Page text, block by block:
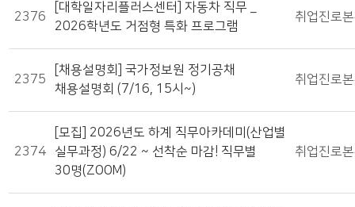
2376
[대학일자리플러스센터] 자동차 직무 _
2026학년도 거점형 특화 프로그램
취업진로
2375
[채용설명회] 국가정보원 정기공채
채용설명회 (7/16, 15시~)
취업진로
2374
[모집] 2026년도 하계 직무아카데미(산업별
실무과정) 6/22 ~ 선착순 마감! 직무별
30명(ZOOM)
취업진로